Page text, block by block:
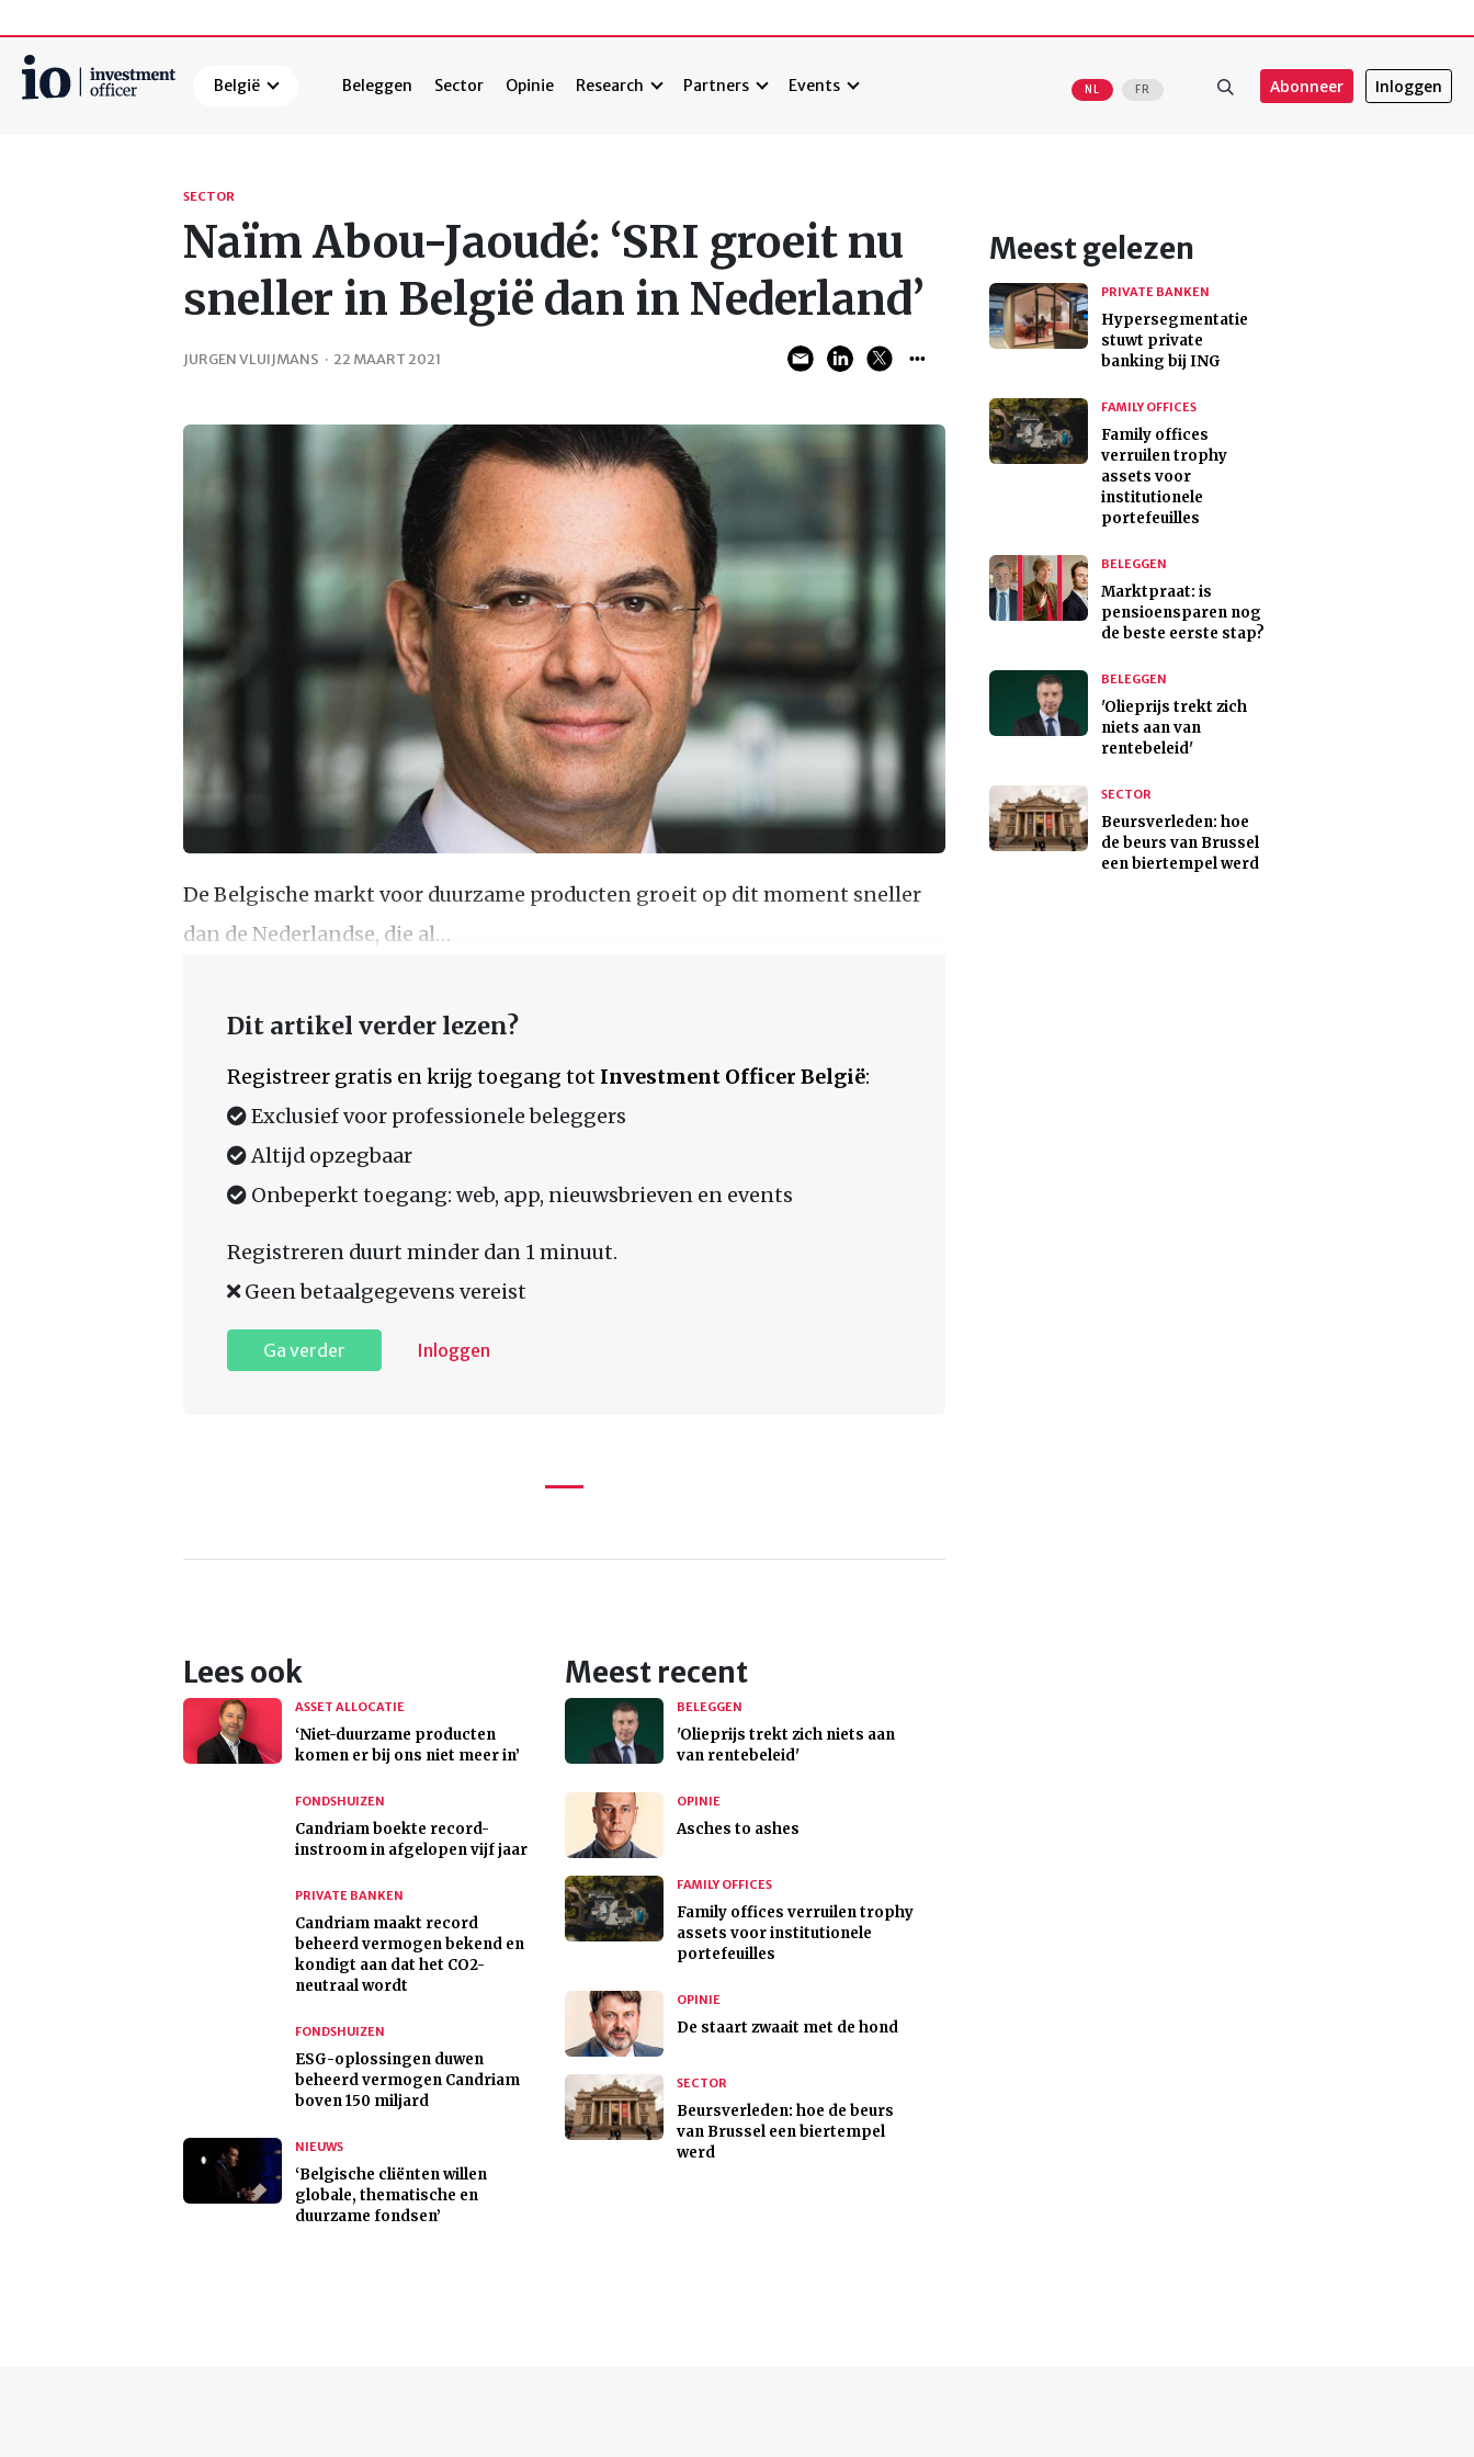
België Beleggen Sector Opinie Research Partners Events NL FR Abonneer Inloggen
SECTOR
Naïm Abou-Jaoudé: ‘SRI groeit nu
sneller in België dan in Nederland’
JURGEN VLUIJMANS · 22 MAART 2021
De Belgische markt voor duurzame producten groeit op dit moment sneller
dan de Nederlandse, die al…
Dit artikel verder lezen?
Registreer gratis en krijg toegang tot Investment Officer België:
Exclusief voor professionele beleggers
Altijd opzegbaar
Onbeperkt toegang: web, app, nieuwsbrieven en events
Registreren duurt minder dan 1 minuut.
Geen betaalgegevens vereist
Ga verder Inloggen
Lees ook
ASSET ALLOCATIE
‘Niet-duurzame producten
komen er bij ons niet meer in’
FONDSHUIZEN
Candriam boekte record-
instroom in afgelopen vijf jaar
PRIVATE BANKEN
Candriam maakt record
beheerd vermogen bekend en
kondigt aan dat het CO2-
neutraal wordt
FONDSHUIZEN
ESG-oplossingen duwen
beheerd vermogen Candriam
boven 150 miljard
NIEUWS
‘Belgische cliënten willen
globale, thematische en
duurzame fondsen’
Meest recent
BELEGGEN
'Olieprijs trekt zich niets aan
van rentebeleid'
OPINIE
Asches to ashes
FAMILY OFFICES
Family offices verruilen trophy
assets voor institutionele
portefeuilles
OPINIE
De staart zwaait met de hond
SECTOR
Beursverleden: hoe de beurs
van Brussel een biertempel
werd
Meest gelezen
PRIVATE BANKEN
Hypersegmentatie
stuwt private
banking bij ING
FAMILY OFFICES
Family offices
verruilen trophy
assets voor
institutionele
portefeuilles
BELEGGEN
Marktpraat: is
pensioensparen nog
de beste eerste stap?
BELEGGEN
'Olieprijs trekt zich
niets aan van
rentebeleid'
SECTOR
Beursverleden: hoe
de beurs van Brussel
een biertempel werd